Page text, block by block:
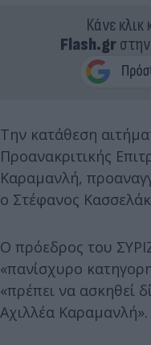
Κάνε κλικ
Flash.gr
Την κατάθεση
Προανακριτικής
Καραμανλή,
ο Στέφανος
Ο πρόεδρος του
«πανίσχυρο
«πρέπει να ασκηθεί
Αχιλλέα Καραμανλή».